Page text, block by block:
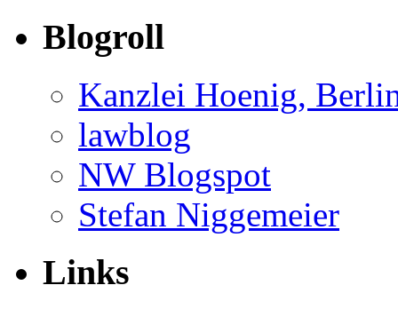
Blogroll
Kanzlei Hoenig,
lawblog
NW Blogspot
Stefan Niggemeier
Links